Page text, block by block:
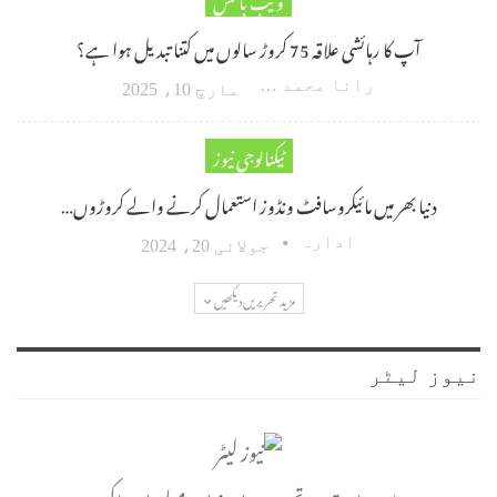
آپ کا رہائشی علاقہ 75 کروڑ سالوں میں کتنا تبدیل ہوا ہے؟
رانا محمد امین اکبر مارچ 10، 2025
ٹیکنالوجی نیوز
دنیا بھر میں مائیکروسافٹ ونڈوز استعمال کرنے والے کروڑوں…
ادارہ جولائی 20، 2024
مزید تحریریں دیکھیں
نیوز لیٹر